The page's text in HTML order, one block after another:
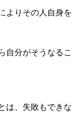
よりその人自身を
自分がそうなるこ
は、失敗もできな